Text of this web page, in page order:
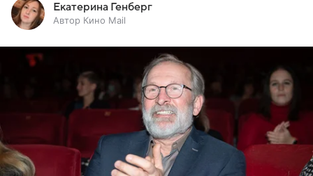
Екатерина Генберг
Автор Кино Mail